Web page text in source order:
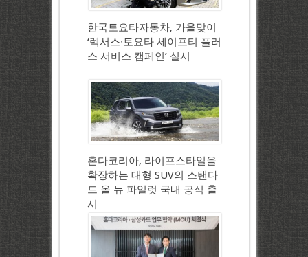
한국토요타자동차, 가을맞이
‘렉서스∙토요타 세이프티 플러
스 서비스 캠페인’ 실시
혼다코리아, 라이프스타일을
확장하는 대형 SUV의 스탠다
드 올 뉴 파일럿 국내 공식 출
시